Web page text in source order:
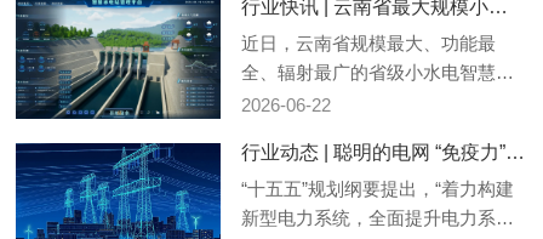
首位。
行业快讯 | 云南省最大规模小水电智慧运维平台投运
近日，云南省规模最大、功能最
全、辐射最广的省级小水电智慧运
维平台建成投运。独龙江乡的孔
平台传至远在800多公里外的昆明，
实现远程智能监控运维。
2026-06-22
行业动态 | 聪明的电网 “免疫力”和“自愈力”更强
​“十五五”规划纲要提出，“着力构建
新型电力系统，全面提升电力系统